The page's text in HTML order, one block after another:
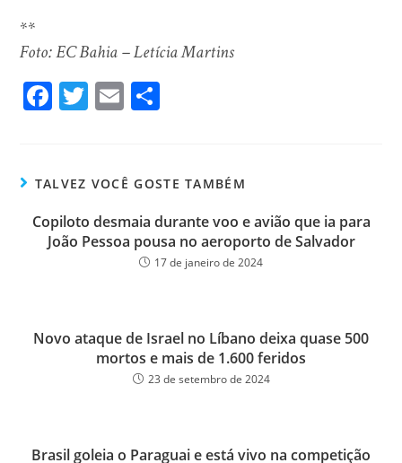
**
Foto: EC Bahia – Letícia Martins
Fa
ok
T
er
E
TALVEZ VOCÊ GOSTE TAMBÉM
Copiloto desmaia durante voo e avião que ia para
João Pessoa pousa no aeroporto de Salvador
17 de janeiro de 2024
Novo ataque de Israel no Líbano deixa quase 500
mortos e mais de 1.600 feridos
23 de setembro de 2024
Brasil goleia o Paraguai e está vivo na competição